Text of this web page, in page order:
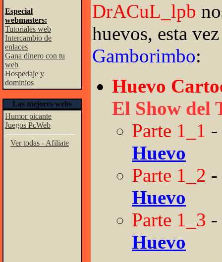
Especial
webmasters:
Tutoriales web
Intercambio de
enlaces
Gana dinero con tu
web
Hospedaje y
dominios
Las mejores webs
Humor picante
Juegos PcWeb
Ver todas - Afiliate
DrACuL_lpb
huevos, esta
Gamborimbo:
Huevo
El Show del
Parte 1_1 -
Huevo
Parte 1_2 -
Huevo
Parte 1_3 -
Huevo